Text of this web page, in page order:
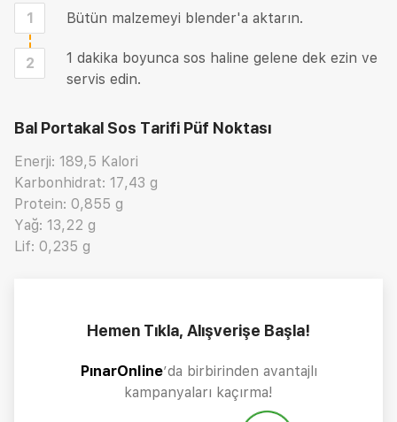
1 Bütün malzemeyi blender'a aktarın.
2
1 dakika boyunca sos haline gelene dek ezin ve
servis edin.
Bal Portakal Sos Tarifi Püf Noktası
Enerji: 189,5 Kalori
Karbonhidrat: 17,43 g
Protein: 0,855 g
Yağ: 13,22 g
Lif: 0,235 g
Hemen Tıkla, Alışverişe Başla!
PınarOnline’da birbirinden avantajlı
kampanyaları kaçırma!